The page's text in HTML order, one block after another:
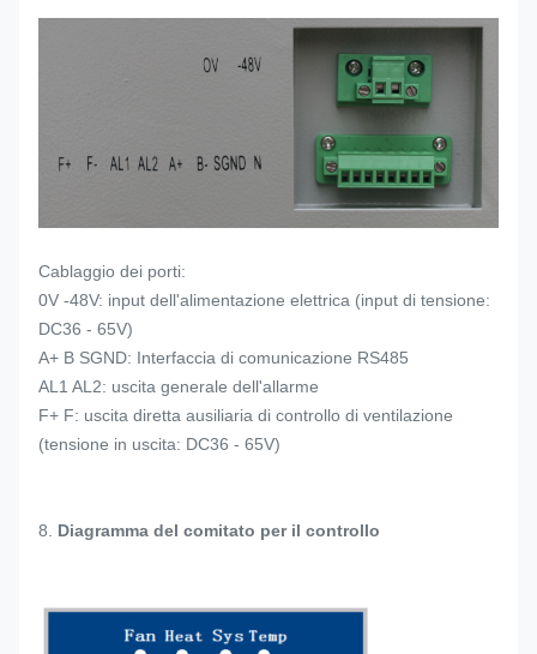
Cablaggio dei porti:
0V -48V: input dell'alimentazione elettrica (input di tensione:
DC36 - 65V)
A+ B SGND: Interfaccia di comunicazione RS485
AL1 AL2: uscita generale dell'allarme
F+ F: uscita diretta ausiliaria di controllo di ventilazione
(tensione in uscita: DC36 - 65V)
8. Diagramma del comitato per il controllo